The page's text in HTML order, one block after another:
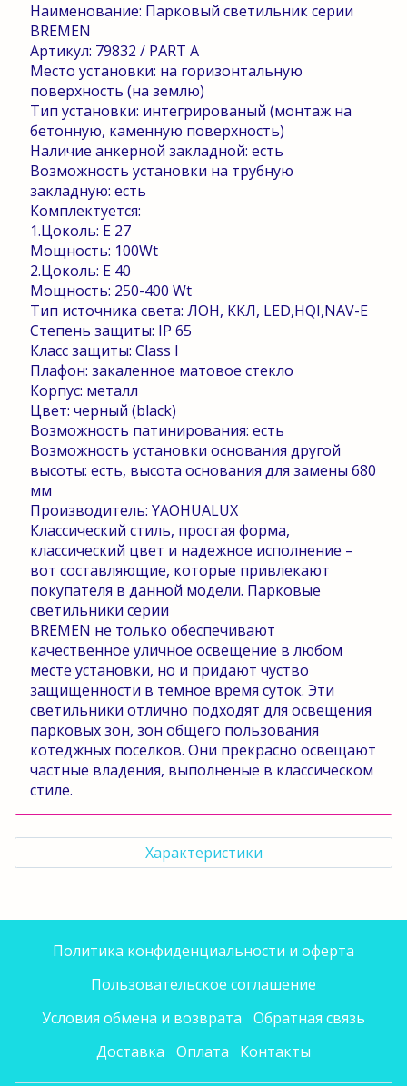
Наименование: Парковый светильник серии
BREMEN
Артикул: 79832 / PART A
Место установки: на горизонтальную
поверхность (на землю)
Тип установки: интегрированый (монтаж на
бетонную, каменную поверхность)
Наличие анкерной закладной: есть
Возможность установки на трубную
закладную: есть
Комплектуется:
1.Цоколь: E 27
Мощность: 100Wt
2.Цоколь: E 40
Мощность: 250-400 Wt
Тип источника света: ЛОН, ККЛ, LED,HQI,NAV-E
Степень защиты: IP 65
Класс защиты: Class I
Плафон: закаленное матовое стекло
Корпус: металл
Цвет: черный (black)
Возможность патинирования: есть
Возможность установки основания другой
высоты: есть, высота основания для замены 680
мм
Производитель: YAOHUALUX
Классический стиль, простая форма,
классический цвет и надежное исполнение –
вот составляющие, которые привлекают
покупателя в данной модели. Парковые
светильники серии
BREMEN не только обеспечивают
качественное уличное освещение в любом
месте установки, но и придают чуство
защищенности в темное время суток. Эти
светильники отлично подходят для освещения
парковых зон, зон общего пользования
котеджных поселков. Они прекрасно освещают
частные владения, выполненые в классическом
стиле.
Характеристики
Политика конфиденциальности и оферта
Пользовательское соглашение
Условия обмена и возврата
Обратная связь
Доставка
Оплата Контакты